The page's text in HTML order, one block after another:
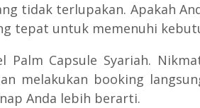
tidak terlupakan. Apakah
tepat untuk memenuhi
Capsule Syariah.
melakukan booking
Anda lebih berarti.